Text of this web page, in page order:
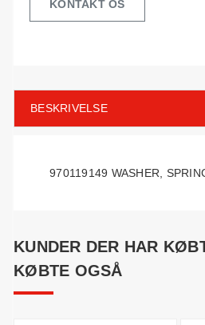
KONTAKT OS
BESKRIVELSE
970119149 WASHER,
KUNDER DER HAR
KØBTE OGSÅ